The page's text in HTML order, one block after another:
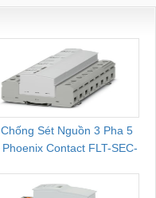
CHAY
Sét Nguồn 3 Pha 5
Phoenix Contact FLT-SEC-